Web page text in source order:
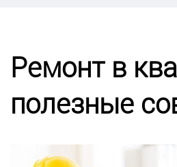
Этапы
Цены
Энциклопедия
Ремонт в
полезные